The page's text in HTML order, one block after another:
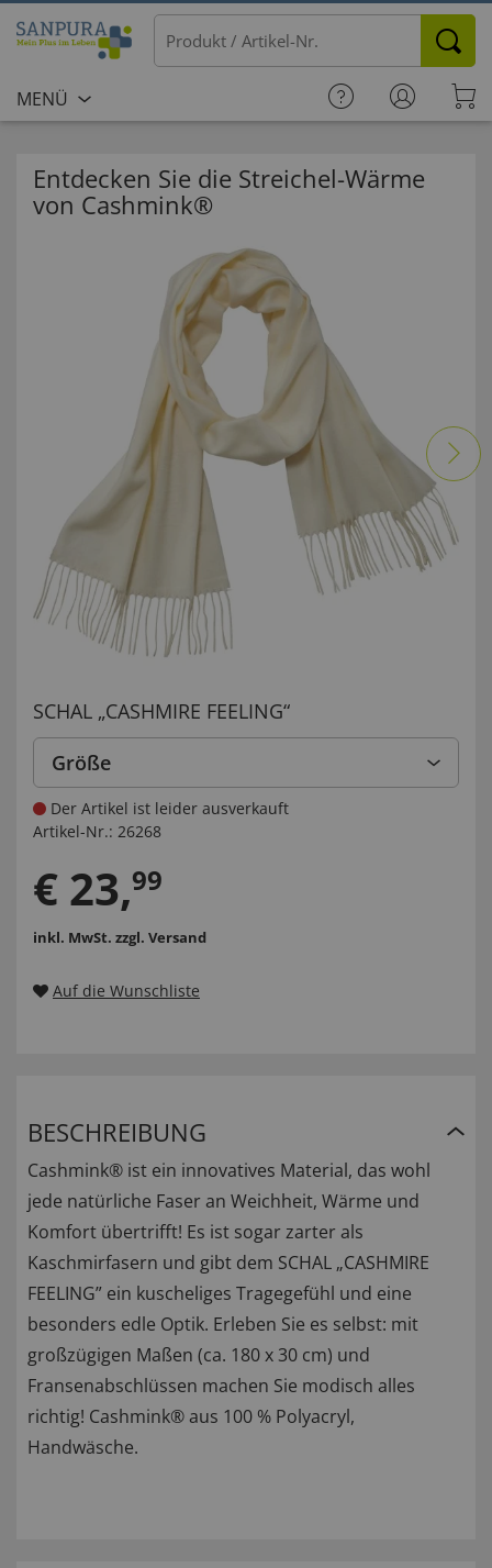
MENÜ
Entdecken Sie die Streichel-Wärme
von Cashmink®
SCHAL „CASHMIRE FEELING“
Größe
Der Artikel ist leider ausverkauft
Artikel-Nr.: 26268
€ 23,99
inkl. MwSt. zzgl. Versand
Auf die Wunschliste
BESCHREIBUNG
Cashmink® ist ein innovatives Material, das wohl
jede natürliche Faser an Weichheit, Wärme und
Komfort übertrifft! Es ist sogar zarter als
Kaschmirfasern und gibt dem SCHAL „CASHMIRE
FEELING” ein kuscheliges Tragegefühl und eine
besonders edle Optik. Erleben Sie es selbst: mit
großzügigen Maßen (ca. 180 x 30 cm) und
Fransenabschlüssen machen Sie modisch alles
richtig! Cashmink® aus 100 % Polyacryl,
Handwäsche.